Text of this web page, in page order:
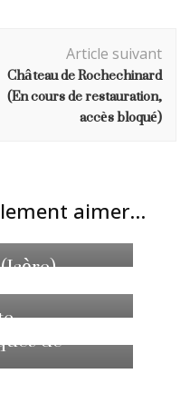
Article suivant
Château de Rochechinard
(En cours de restauration,
accès bloqué)
aimer...
de